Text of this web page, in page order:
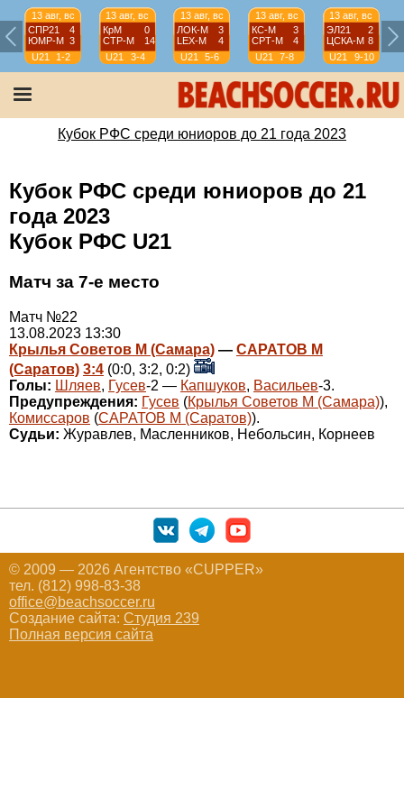
13 авг, вс
СПР21
4
ЮМР-М 3
U21
1-2
13 авг, вс
КрМ
0
СТР-М
14
U21
3-4
13 авг, вс
ЛОК-М
3
LEX-М
4
U21
5-6
13 авг, вс
КС-М
3
СРТ-М
4
U21
7-8
13 авг, вс
ЭЛ21
2
ЦСКА-М 8
U21
9-10
Кубок РФС среди юниоров до 21 года 2023
Кубок РФС среди юниоров до 21
года 2023
Кубок РФС U21
Матч за 7-е место
Матч №22
13.08.2023 13:30
Крылья Советов М (Самара) — САРАТОВ М
(Саратов) 3:4 (0:0, 3:2, 0:2)
Голы: Шляев, Гусев-2 — Капшуков, Васильев-3.
Предупреждения: Гусев (Крылья Советов М (Самара)),
Комиссаров (САРАТОВ М (Саратов)).
Судьи: Журавлев, Масленников, Небольсин, Корнеев
© 2009 — 2026 Агентство «CUPPER»
тел. (812) 998-83-38
office@beachsoccer.ru
Создание сайта: Студия 239
Полная версия сайта